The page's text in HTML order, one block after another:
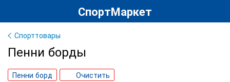
СпортМаркет
Спорттовары
Пенни борды
Пенни борд Очистить